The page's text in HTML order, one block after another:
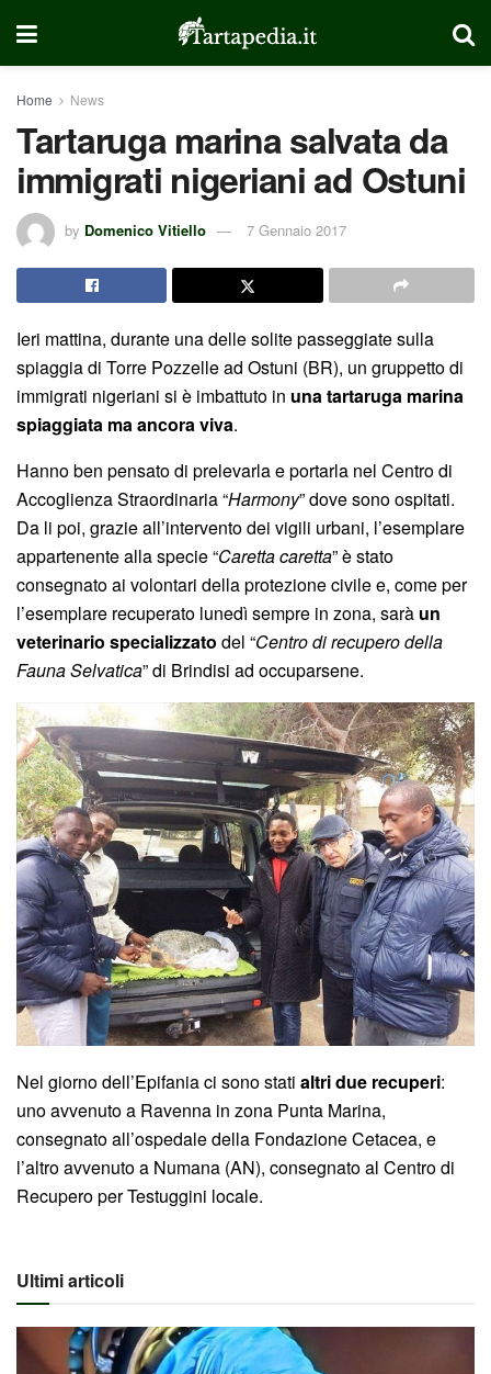
Home News
Tartaruga marina salvata da
immigrati nigeriani ad Ostuni
by Domenico Vitiello 7 Gennaio 2017
Ieri mattina, durante una delle solite passeggiate sulla
spiaggia di Torre Pozzelle ad Ostuni (BR), un gruppetto di
immigrati nigeriani si è imbattuto in una tartaruga marina
spiaggiata ma ancora viva.
Hanno ben pensato di prelevarla e portarla nel Centro di
Accoglienza Straordinaria “Harmony” dove sono ospitati.
Da li poi, grazie all’intervento dei vigili urbani, l’esemplare
appartenente alla specie “Caretta caretta” è stato
consegnato ai volontari della protezione civile e, come per
l’esemplare recuperato lunedì sempre in zona, sarà un
veterinario specializzato del “Centro di recupero della
Fauna Selvatica” di Brindisi ad occuparsene.
Nel giorno dell’Epifania ci sono stati altri due recuperi:
uno avvenuto a Ravenna in zona Punta Marina,
consegnato all’ospedale della Fondazione Cetacea, e
l’altro avvenuto a Numana (AN), consegnato al Centro di
Recupero per Testuggini locale.
Ultimi articoli